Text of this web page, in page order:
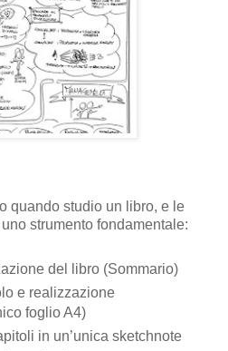
quando studio un libro, e le
strumento fondamentale:
del libro (Sommario)
e realizzazione
foglio A4)
in un’unica sketchnote